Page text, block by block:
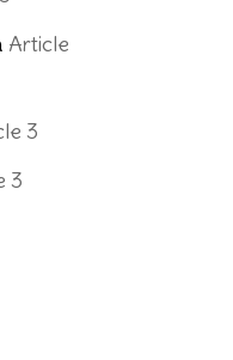
Article
3
3